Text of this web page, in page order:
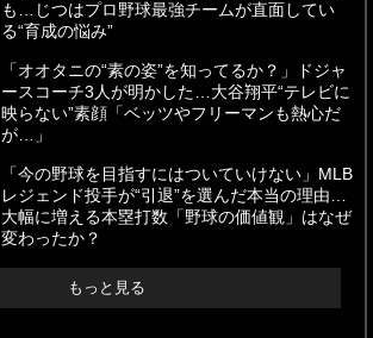
も…じつはプロ野球最強チームが直面してい
る“育成の悩み”
「オオタニの“素の姿”を知ってるか？」ドジャ
ースコーチ3人が明かした…大谷翔平“テレビに
映らない”素顔「ベッツやフリーマンも熱心だ
が…」
「今の野球を目指すにはついていけない」MLB
レジェンド投手が“引退”を選んだ本当の理由…
大幅に増える本塁打数「野球の価値観」はなぜ
変わったか？
もっと見る